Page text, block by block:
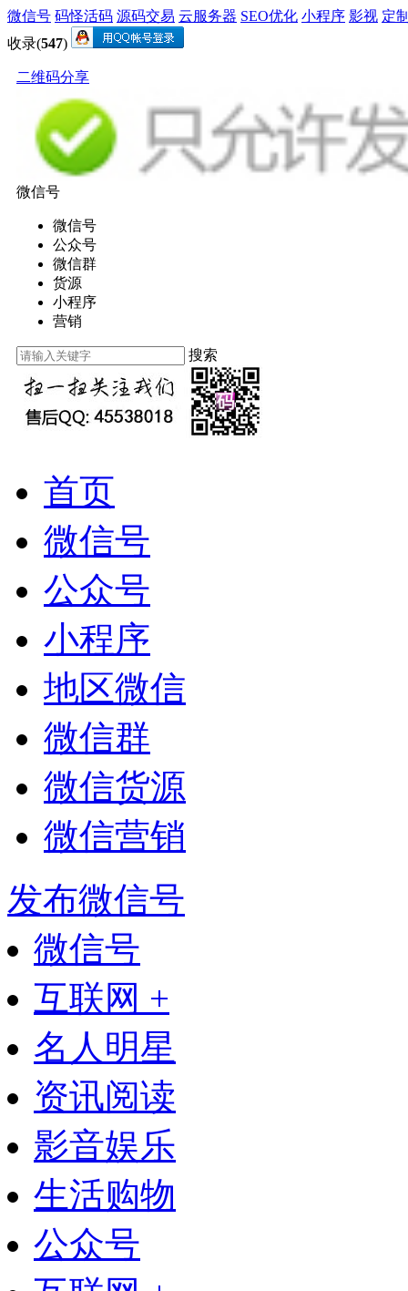
微信号 码怪活码 源码交易 云服务器 SEO优化 小程序 影视 定
收录(547)
二维码分享
微信号
微信号
公众号
微信群
货源
小程序
营销
搜索
首页
微信号
公众号
小程序
地区微信
微信群
微信货源
微信营销
发布微信号
微信号
互联网 +
名人明星
资讯阅读
影音娱乐
生活购物
公众号